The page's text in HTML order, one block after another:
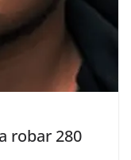
robar 280